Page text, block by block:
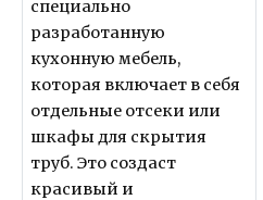
специально
разработанную
кухонную мебель,
которая включает в себя
отдельные отсеки или
шкафы для скрытия
труб. Это создаст
красивый и